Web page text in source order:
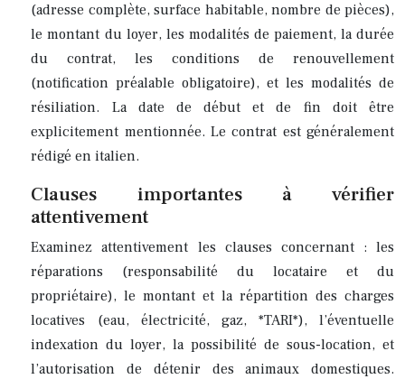
(adresse complète, surface habitable, nombre de pièces),
le montant du loyer, les modalités de paiement, la durée
du contrat, les conditions de renouvellement
(notification préalable obligatoire), et les modalités de
résiliation. La date de début et de fin doit être
explicitement mentionnée. Le contrat est généralement
rédigé en italien.
Clauses importantes à vérifier
attentivement
Examinez attentivement les clauses concernant : les
réparations (responsabilité du locataire et du
propriétaire), le montant et la répartition des charges
locatives (eau, électricité, gaz, *TARI*), l’éventuelle
indexation du loyer, la possibilité de sous-location, et
l’autorisation de détenir des animaux domestiques.